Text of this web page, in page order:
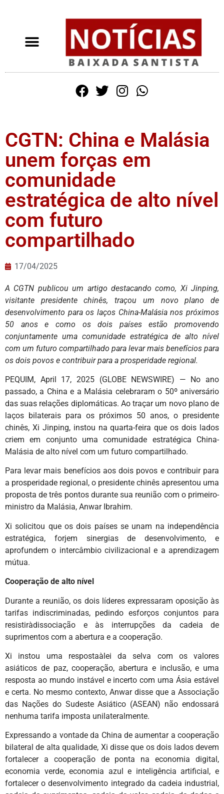
CGTN: China e Malásia
unem forças em
comunidade
estratégica de alto nível
com futuro
compartilhado
17/04/2025
A CGTN publicou um artigo destacando como, Xi Jinping,
visitante presidente chinês, traçou um novo plano de
desenvolvimento para os laços China-Malásia nos próximos
50 anos e como os dois países estão promovendo
conjuntamente uma comunidade estratégica de alto nível
com um futuro compartilhado para levar mais benefícios para
os dois povos e contribuir para a prosperidade regional.
PEQUIM, April 17, 2025 (GLOBE NEWSWIRE) — No ano
passado, a China e a Malásia celebraram o 50º aniversário
das suas relações diplomáticas. Ao traçar um novo plano de
laços bilaterais para os próximos 50 anos, o presidente
chinês, Xi Jinping, instou na quarta-feira que os dois lados
criem em conjunto uma comunidade estratégica China-
Malásia de alto nível com um futuro compartilhado.
Para levar mais benefícios aos dois povos e contribuir para
a prosperidade regional, o presidente chinês apresentou uma
proposta de três pontos durante sua reunião com o primeiro-
ministro da Malásia, Anwar Ibrahim.
Xi solicitou que os dois países se unam na independência
estratégica, forjem sinergias de desenvolvimento, e
aprofundem o intercâmbio civilizacional e a aprendizagem
mútua.
Cooperação de alto nível
Durante a reunião, os dois líderes expressaram oposição às
tarifas indiscriminadas, pedindo esforços conjuntos para
resistiràdissociação e às interrupções da cadeia de
suprimentos com a abertura e a cooperação.
Xi instou uma respostaàlei da selva com os valores
asiáticos de paz, cooperação, abertura e inclusão, e uma
resposta ao mundo instável e incerto com uma Ásia estável
e certa. No mesmo contexto, Anwar disse que a Associação
das Nações do Sudeste Asiático (ASEAN) não endossará
nenhuma tarifa imposta unilateralmente.
Expressando a vontade da China de aumentar a cooperação
bilateral de alta qualidade, Xi disse que os dois lados devem
fortalecer a cooperação de ponta na economia digital,
economia verde, economia azul e inteligência artificial, e
fortalecer o desenvolvimento integrado da cadeia industrial,